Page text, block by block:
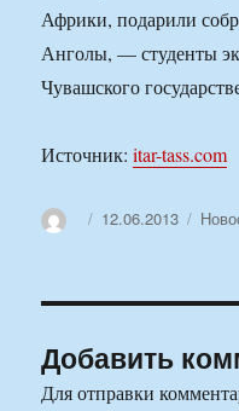
Африки, подарили
Анголы, — студенты
Чувашского
Источник:itar-tass.com
АвторОпубликовано
12.06.2013
Добавить
Для отправки